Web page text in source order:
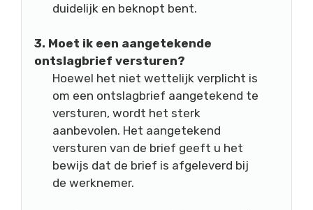
duidelijk en beknopt bent.
3. Moet ik een aangetekende
ontslagbrief versturen?
Hoewel het niet wettelijk verplicht is
om een ontslagbrief aangetekend te
versturen, wordt het sterk
aanbevolen. Het aangetekend
versturen van de brief geeft u het
bewijs dat de brief is afgeleverd bij
de werknemer.